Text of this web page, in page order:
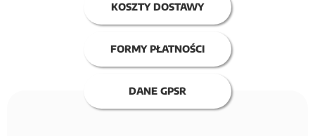
KOSZTY DOSTAWY
FORMY PŁATNOŚCI
DANE GPSR